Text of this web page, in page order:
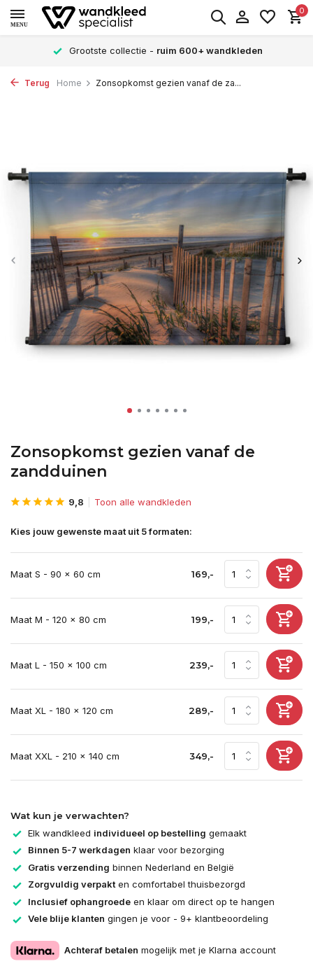
MENU
0
Grootste collectie - ruim 600+ wandkleden
Terug Home Zonsopkomst gezien vanaf de za...
Zonsopkomst gezien vanaf de
zandduinen
9,8 Toon alle wandkleden
Kies jouw gewenste maat uit 5 formaten:
Maat S - 90 x 60 cm 169,-
Maat M - 120 x 80 cm 199,-
Maat L - 150 x 100 cm 239,-
Maat XL - 180 x 120 cm 289,-
Maat XXL - 210 x 140 cm 349,-
Wat kun je verwachten?
Elk wandkleed individueel op bestelling gemaakt
Binnen 5-7 werkdagen klaar voor bezorging
Gratis verzending binnen Nederland en België
Zorgvuldig verpakten comfortabel thuisbezorgd
Inclusief ophangroede en klaar om direct op te hangen
Vele blije klanten gingen je voor - 9+ klantbeoordeling
Achteraf betalen mogelijk met je Klarna account